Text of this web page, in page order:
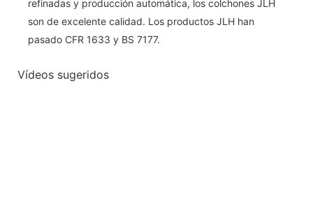
refinadas y producción automática, los colchones JLH
son de excelente calidad. Los productos JLH han
pasado CFR 1633 y BS 7177.
Vídeos sugeridos